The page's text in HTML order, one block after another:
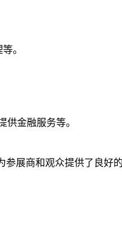
。
金融服务等。
展商和观众提供了良好的